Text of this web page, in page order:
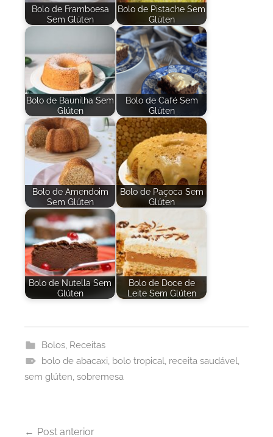
Bolo de Framboesa
Sem Glúten
Bolo de Pistache Sem
Glúten
Bolo de Baunilha Sem
Glúten
Bolo de Café Sem
Glúten
Bolo de Amendoim
Sem Glúten
Bolo de Paçoca Sem
Glúten
Bolo de Nutella Sem
Glúten
Bolo de Doce de
Leite Sem Glúten
Bolos, Receitas
bolo de abacaxi, bolo tropical, receita saudável,
sem glúten, sobremesa
Post anterior